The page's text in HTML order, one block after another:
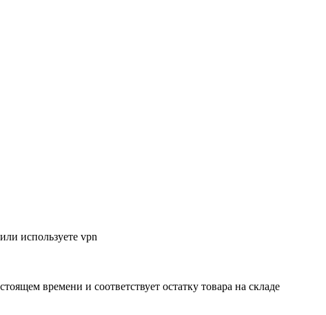
используете vpn
времени и соответствует остатку товара на складе